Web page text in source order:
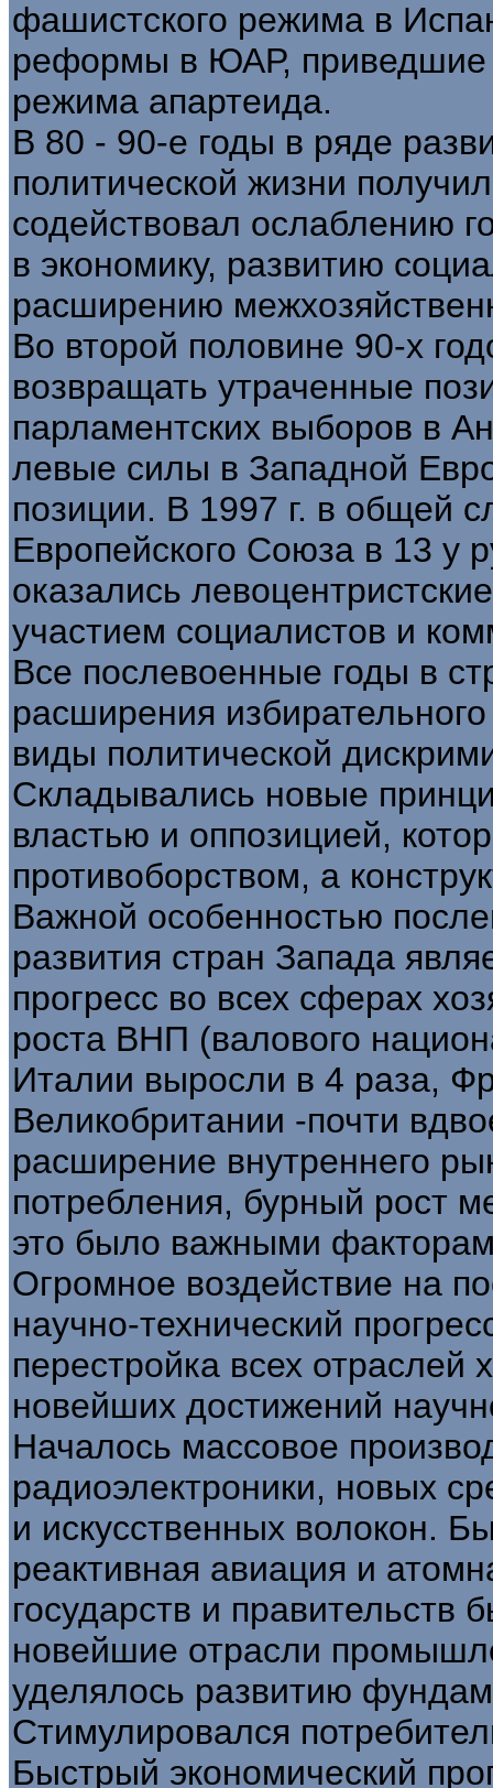
фашистского режима в
реформы в ЮАР, приведшие
режима апартеида.
В 80 - 90-е годы в ряде
политической жизни
содействовал ослаблению
в экономику, развитию
расширению
Во второй половине 90-х
возвращать утраченные
парламентских выборов в
левые силы в Западной
позиции. В 1997 г. в общей
Европейского Союза в 13 у
оказались
участием социалистов и
Все послевоенные годы в
расширения
виды политической
Складывались новые
властью и оппозицией,
противоборством, а
Важной особенностью
развития стран Запада
прогресс во всех сферах
роста ВНП (валового
Италии выросли в 4 раза,
Великобритании -почти
расширение внутреннего
потребления, бурный рост
это было важными
Огромное воздействие на
научно-технический
перестройка всех отраслей
новейших достижений
Началось массовое
радиоэлектроники, новых
и искусственных волокон.
реактивная авиация и
государств и правительств
новейшие отрасли
уделялось развитию
Стимулировался
Быстрый экономический